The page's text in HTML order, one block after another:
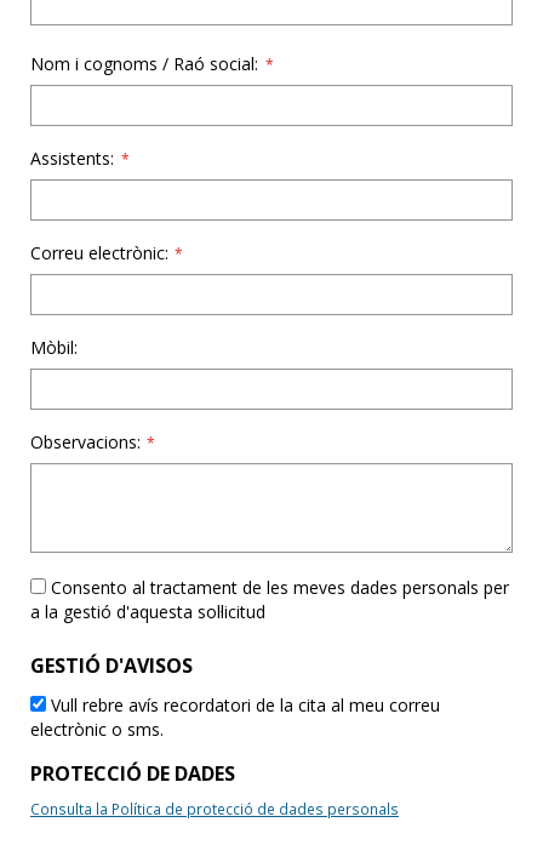
Nom i cognoms / Raó social: *
Assistents: *
Correu electrònic: *
Mòbil:
Observacions: *
Consento al tractament de les meves dades personals per
a la gestió d'aquesta sol·licitud
GESTIÓ D'AVISOS
Vull rebre avís recordatori de la cita al meu correu
electrònic o sms.
PROTECCIÓ DE DADES
Consulta la Política de protecció de dades personals